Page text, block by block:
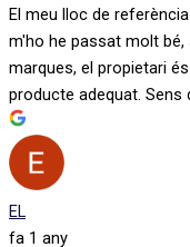
El meu lloc de
m'ho he passat molt
marques, el propietari
producte adequat. Sens
EL
fa 1 any